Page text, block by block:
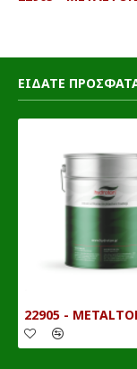
ΕΙΔΑΤΕ
22905 -